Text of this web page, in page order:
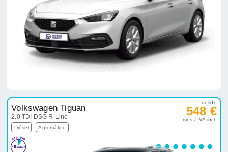
Volkswagen Tiguan
2.0 TDI DSG R-Line
Diésel Automático
desde
548 €
mes / IVA incl.